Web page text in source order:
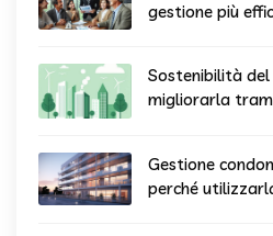
gestione più
Sostenibilità del
migliorarla
Gestione
perché